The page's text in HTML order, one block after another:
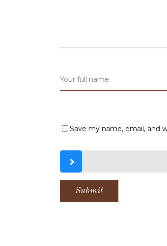
Save my name, email, and